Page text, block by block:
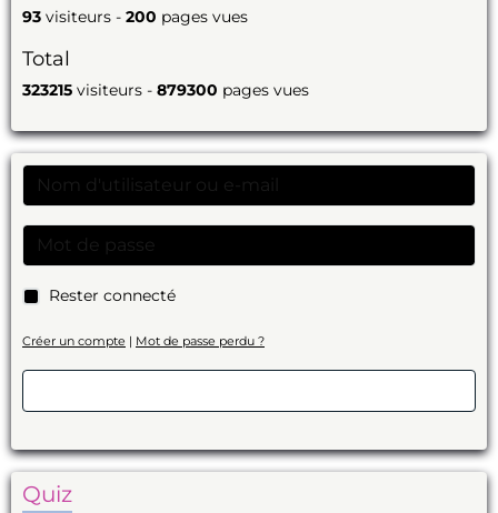
93 visiteurs - 200 pages vues
Total
323215 visiteurs - 879300 pages vues
Rester connecté
Créer un compte | Mot de passe perdu ?
Quiz